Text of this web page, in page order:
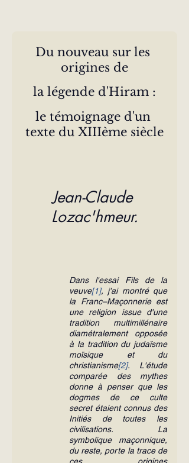
Du nouveau sur les
origines de
la légende d'Hiram :
le témoignage d'un
texte du XIIIème siècle
Jean-Claude
Lozac'hmeur.
Dans l'essai Fils de la
veuve[1], j'ai montré que
la Franc–Maçonnerie est
une religion issue d'une
tradition multimillénaire
diamétralement opposée
à la tradition du judaïsme
moïsique et du
christianisme[2]. L'étude
comparée des mythes
donne à penser que les
dogmes de ce culte
secret étaient connus des
Initiés de toutes les
civilisations. La
symbolique maçonnique,
du reste, porte la trace de
ces origines